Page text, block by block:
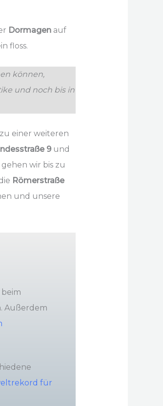
Dormagenauf
floss.
können,
und noch bis in
einer weiteren
9 und
wir bis zu
Römerstraße
und unsere
Außerdem
für